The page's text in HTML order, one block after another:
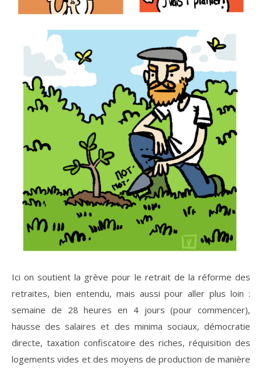
Ici on soutient la grève pour le retrait de la réforme des
retraites, bien entendu, mais aussi pour aller plus loin :
semaine de 28 heures en 4 jours (pour commencer),
hausse des salaires et des minima sociaux, démocratie
directe, taxation confiscatoire des riches, réquisition des
logements vides et des moyens de production de manière